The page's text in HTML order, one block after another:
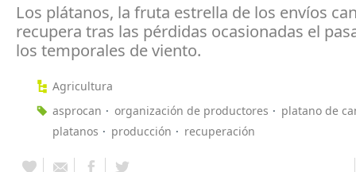
Los plátanos, la fruta estrella de los envíos
recupera tras las pérdidas ocasionadas el
los temporales de viento.
Agricultura
asprocan
organización de productores
platano de
platanos
producción recuperación